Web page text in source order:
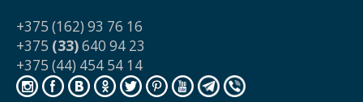
+375 (162) 93 76 16
+375 (33)640 94 23
+375 (44) 454 54 14